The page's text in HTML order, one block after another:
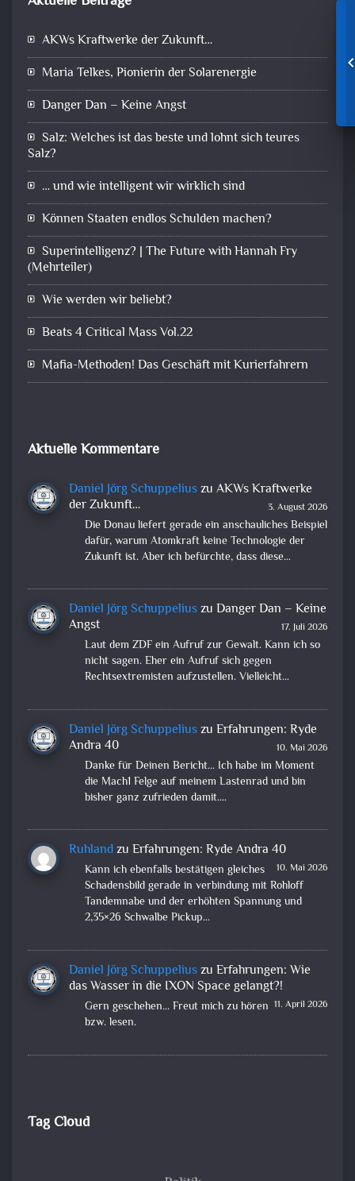
AKWs Kraftwerke der Zukunft…
Maria Telkes, Pionierin der Solarenergie
Danger Dan – Keine Angst
Salz: Welches ist das beste und lohnt sich teures
Salz?
… und wie intelligent wir wirklich sind
Können Staaten endlos Schulden machen?
Superintelligenz? | The Future with Hannah Fry
(Mehrteiler)
Wie werden wir beliebt?
Beats 4 Critical Mass Vol.22
Mafia-Methoden! Das Geschäft mit Kurierfahrern
Aktuelle Kommentare
Daniel Jörg Schuppeliuszu AKWs Kraftwerke
der Zukunft…
3. August 2026
Die Donau liefert gerade ein anschauliches Beispiel
dafür, warum Atomkraft keine Technologie der
Zukunft ist. Aber ich befürchte, dass diese…
Daniel Jörg Schuppeliuszu Danger Dan – Keine
Angst
17. Juli 2026
Laut dem ZDF ein Aufruf zur Gewalt. Kann ich so
nicht sagen. Eher ein Aufruf sich gegen
Rechtsextremisten aufzustellen. Vielleicht…
Daniel Jörg Schuppeliuszu Erfahrungen: Ryde
Andra 40
10. Mai 2026
Danke für Deinen Bericht... Ich habe im Moment
die Mach1 Felge auf meinem Lastenrad und bin
bisher ganz zufrieden damit.…
Ruhlandzu Erfahrungen: Ryde Andra 40
10. Mai 2026
Kann ich ebenfalls bestätigen gleiches
Schadensbild gerade in verbindung mit Rohloff
Tandemnabe und der erhöhten Spannung und
2,35×26 Schwalbe Pickup…
Daniel Jörg Schuppeliuszu Erfahrungen: Wie
das Wasser in die IXON Space gelangt?!
11. April 2026
Gern geschehen... Freut mich zu hören
bzw. lesen.
Tag Cloud